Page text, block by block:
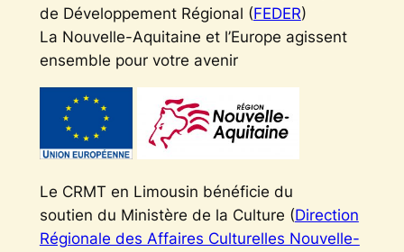
de Développement Régional (FEDER)
La Nouvelle-Aquitaine et l’Europe agissent
ensemble pour votre avenir
Le CRMT en Limousin bénéficie du
soutien du Ministère de la Culture (Direction
Régionale des Affaires Culturelles Nouvelle-